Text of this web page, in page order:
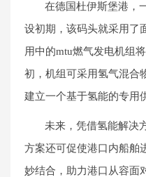
在德国杜伊斯堡港，
设初期，该码头就采用了
用中的mtu燃气发电机组
初，机组可采用氢气混合
建立一个基于氢能的专用
未来，凭借氢能解决
方案还可促使港口内船舶
妙结合，助力港口从容面